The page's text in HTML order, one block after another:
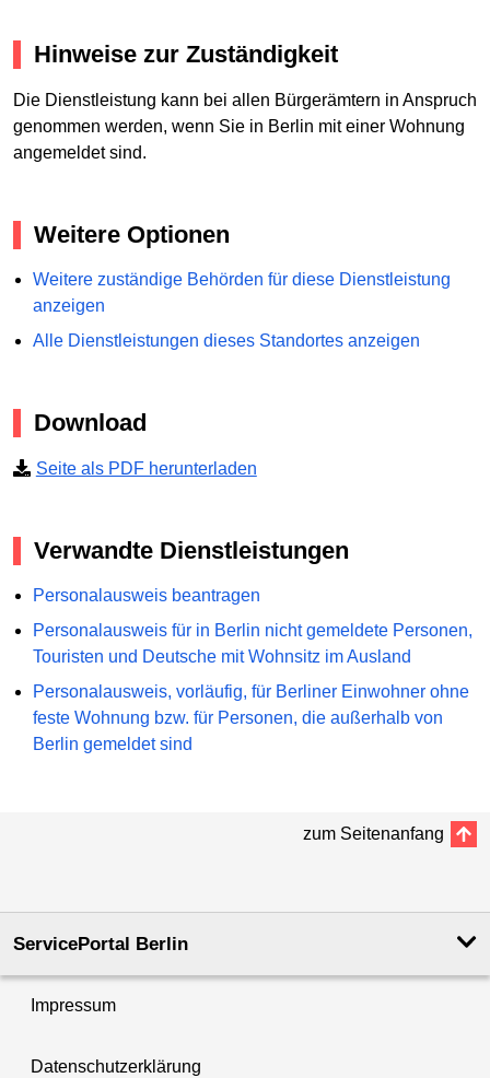
Hinweise zur Zuständigkeit
Die Dienstleistung kann bei allen Bürgerämtern in Anspruch
genommen werden, wenn Sie in Berlin mit einer Wohnung
angemeldet sind.
Weitere Optionen
Weitere zuständige Behörden für diese Dienstleistung
anzeigen
Alle Dienstleistungen dieses Standortes anzeigen
Download
Seite als PDF herunterladen
Verwandte Dienstleistungen
Personalausweis beantragen
Personalausweis für in Berlin nicht gemeldete Personen,
Touristen und Deutsche mit Wohnsitz im Ausland
Personalausweis, vorläufig, für Berliner Einwohner ohne
feste Wohnung bzw. für Personen, die außerhalb von
Berlin gemeldet sind
zum Seitenanfang
ServicePortal Berlin
Impressum
Datenschutzerklärung